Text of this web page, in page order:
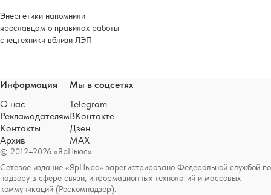
Энергетики напомнили
ярославцам о правилах работы
спецтехники вблизи ЛЭП
© 2012–2026 «ЯрНьюс»
Сетевое издание «ЯрНьюс» зарегистрировано Федеральной службой по
надзору в сфере связи, информационных технологий и массовых
коммуникаций (Роскомнадзор).
Информация
О нас
Рекламодателям
Контакты
Архив
Мы в соцсетях
Telegram
ВКонтакте
Дзен
MAX